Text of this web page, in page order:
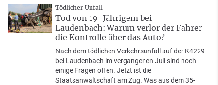
Tödlicher Unfall
Tod von 19-Jährigem bei
Laudenbach: Warum verlor der Fahrer
die Kontrolle über das Auto?
Nach dem tödlichen Verkehrsunfall auf der K4229
bei Laudenbach im vergangenen Juli sind noch
einige Fragen offen. Jetzt ist die
Staatsanwaltschaft am Zug. Was aus dem 35-